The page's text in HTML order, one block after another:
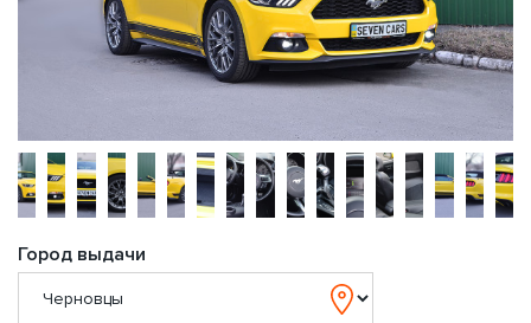
Город выдачи